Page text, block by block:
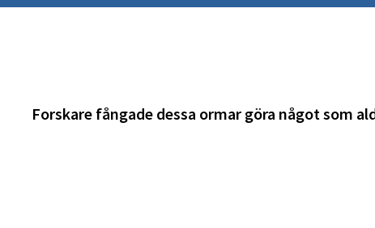
Forskare fångade dessa ormar göra något som